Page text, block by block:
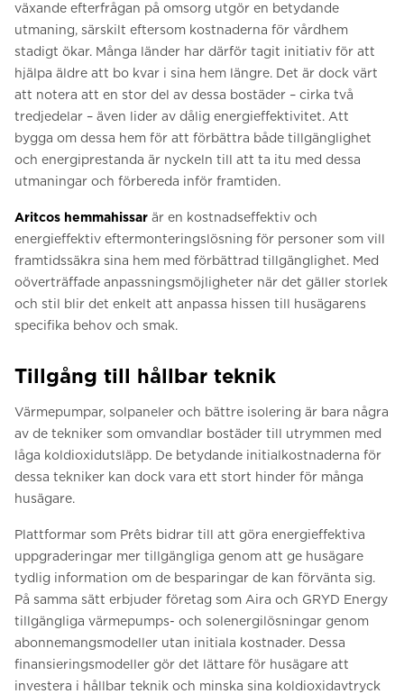
växande efterfrågan på omsorg utgör en betydande
utmaning, särskilt eftersom kostnaderna för vårdhem
stadigt ökar. Många länder har därför tagit initiativ för att
hjälpa äldre att bo kvar i sina hem längre. Det är dock värt
att notera att en stor del av dessa bostäder – cirka två
tredjedelar – även lider av dålig energieffektivitet. Att
bygga om dessa hem för att förbättra både tillgänglighet
och energiprestanda är nyckeln till att ta itu med dessa
utmaningar och förbereda inför framtiden.
Aritcos hemmahissar är en kostnadseffektiv och
energieffektiv eftermonteringslösning för personer som vill
framtidssäkra sina hem med förbättrad tillgänglighet. Med
oöverträffade anpassningsmöjligheter när det gäller storlek
och stil blir det enkelt att anpassa hissen till husägarens
specifika behov och smak.
Tillgång till hållbar teknik
Värmepumpar, solpaneler och bättre isolering är bara några
av de tekniker som omvandlar bostäder till utrymmen med
låga koldioxidutsläpp. De betydande initialkostnaderna för
dessa tekniker kan dock vara ett stort hinder för många
husägare.
Plattformar som Prêts bidrar till att göra energieffektiva
uppgraderingar mer tillgängliga genom att ge husägare
tydlig information om de besparingar de kan förvänta sig.
På samma sätt erbjuder företag som Aira och GRYD Energy
tillgängliga värmepumps- och solenergilösningar genom
abonnemangsmodeller utan initiala kostnader. Dessa
finansieringsmodeller gör det lättare för husägare att
investera i hållbar teknik och minska sina koldioxidavtryck